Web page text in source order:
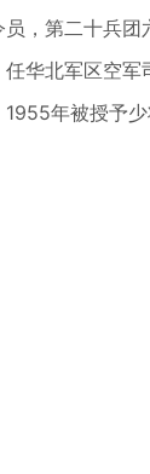
，第二十兵团
华北军区空
年被授予少